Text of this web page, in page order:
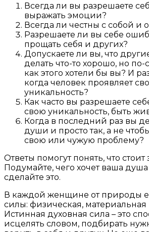
Всегда ли вы разрешаете
выражать эмоции?
Всегда ли честны с собой
Разрешаете ли вы себе
прощать себя и других?
Допускаете ли вы, что
делать что-то хорошо, но по-
как этого хотели бы вы? И
когда человек проявляет
уникальность?
Как часто вы разрешаете
свою уникальность, быть
Когда в последний раз вы
души и просто так, а не
свою или чужую проблему?
Ответы помогут понять, что
Подумайте, чего хочет ваша
сделайте это.
В каждой женщине от природы
силы: физическая, материальная
Истинная духовная сила – это
исцелять словом, подбирать